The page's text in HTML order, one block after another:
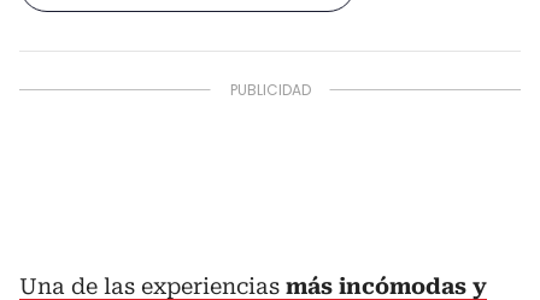
Una de las experiencias más incómodas y